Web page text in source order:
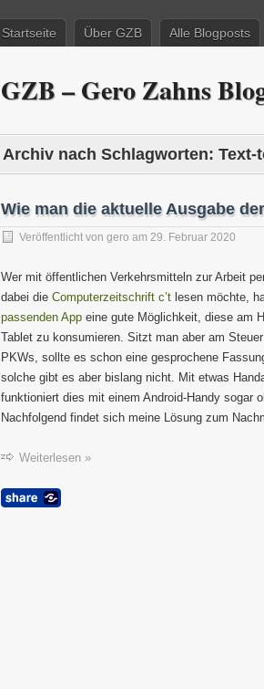
Startseite Über GZB Alle Blogposts
GZB – Gero Zahns
Archiv nach Schlagworten: Text-
Wie man die aktuelle Ausgabe
Veröffentlicht von gero am 29. Februar 2020
Wer mit öffentlichen Verkehrsmitteln zur Arbeit
dabei die Computerzeitschrift c’t lesen möchte,
passenden App eine gute Möglichkeit, diese am
Tablet zu konsumieren. Sitzt man aber am
PKWs, sollte es schon eine gesprochene
solche gibt es aber bislang nicht. Mit etwas
funktioniert dies mit einem Android-Handy sogar
Nachfolgend findet sich meine Lösung zum
Weiterlesen »